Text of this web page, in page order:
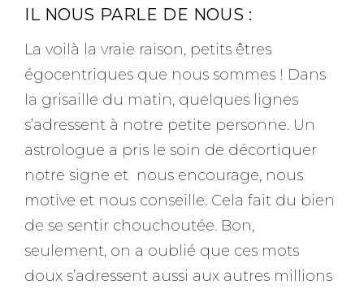
IL NOUS PARLE DE NOUS :
La voilà la vraie raison, petits êtres
égocentriques que nous sommes ! Dans
la grisaille du matin, quelques lignes
s’adressent à notre petite personne. Un
astrologue a pris le soin de décortiquer
notre signe et nous encourage, nous
motive et nous conseille. Cela fait du bien
de se sentir chouchoutée. Bon,
seulement, on a oublié que ces mots
doux s’adressent aussi aux autres millions